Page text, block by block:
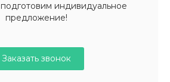
индивидуальное
предложение!
Заказать звонок